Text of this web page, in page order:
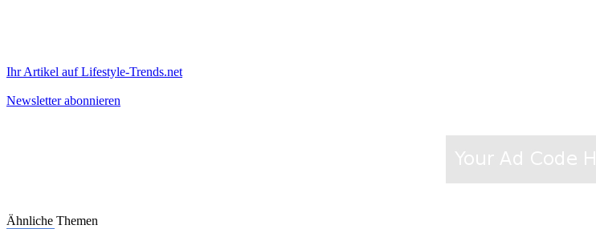
Ihr Artikel auf Lifestyle-Trends.net
Newsletter abonnieren
Ähnliche Themen